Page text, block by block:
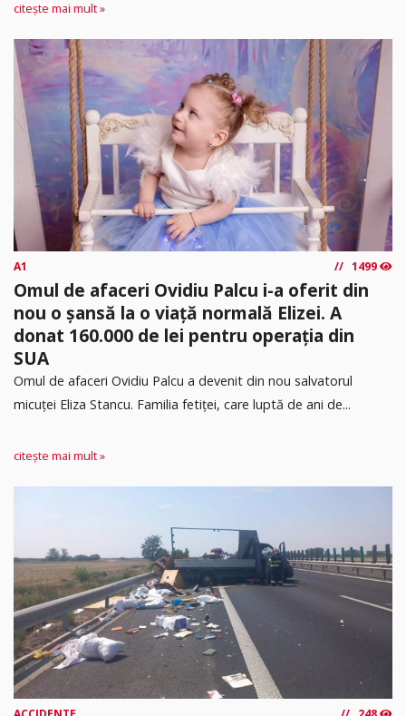
citește mai mult »
A1 1499
Omul de afaceri Ovidiu Palcu i-a oferit din
nou o șansă la o viață normală Elizei. A
donat 160.000 de lei pentru operația din
SUA
Omul de afaceri Ovidiu Palcu a devenit din nou salvatorul
micuței Eliza Stancu. Familia fetiței, care luptă de ani de...
citește mai mult »